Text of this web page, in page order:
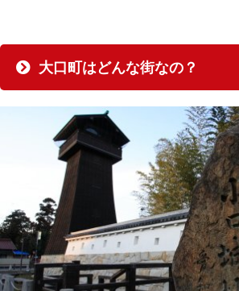
大口町はどんな街なの？